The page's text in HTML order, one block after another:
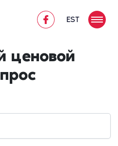
EST
ценовой